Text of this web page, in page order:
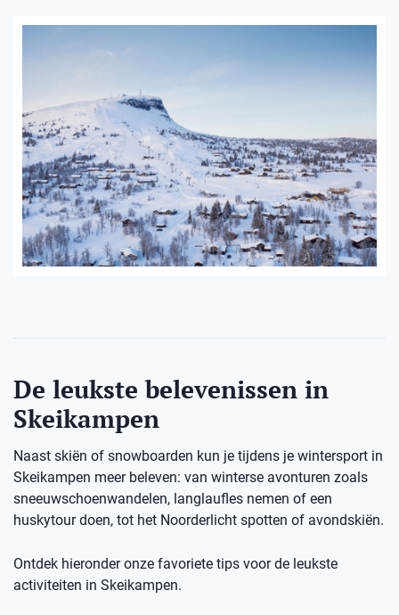
De leukste belevenissen in
Skeikampen
Naast skiën of snowboarden kun je tijdens je wintersport in
Skeikampen meer beleven: van winterse avonturen zoals
sneeuwschoenwandelen, langlaufles nemen of een
huskytour doen, tot het Noorderlicht spotten of avondskiën.
Ontdek hieronder onze favoriete tips voor de leukste
activiteiten in Skeikampen.